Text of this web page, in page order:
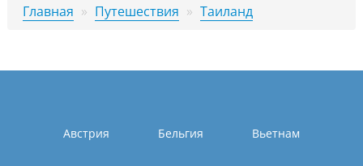
Главная » Путешествия » Таиланд
Австрия Бельгия Вьетнам